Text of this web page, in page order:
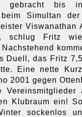
gebracht bis
Simultan
Viswanathan
schlug Fritz
Duell, das Fritz
Eine nette
2001 gegen
Vereinsmitglieder
Klubraum ein!
sockenlos